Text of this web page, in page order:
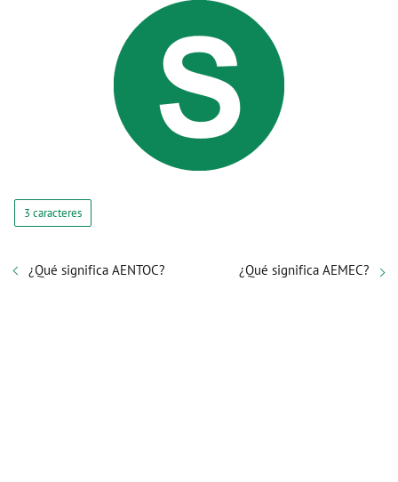
3 caracteres
¿Qué significa AENTOC? ¿Qué significa AEMEC?